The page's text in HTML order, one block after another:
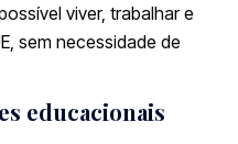
viver, trabalhar e
sem necessidade de
educacionais